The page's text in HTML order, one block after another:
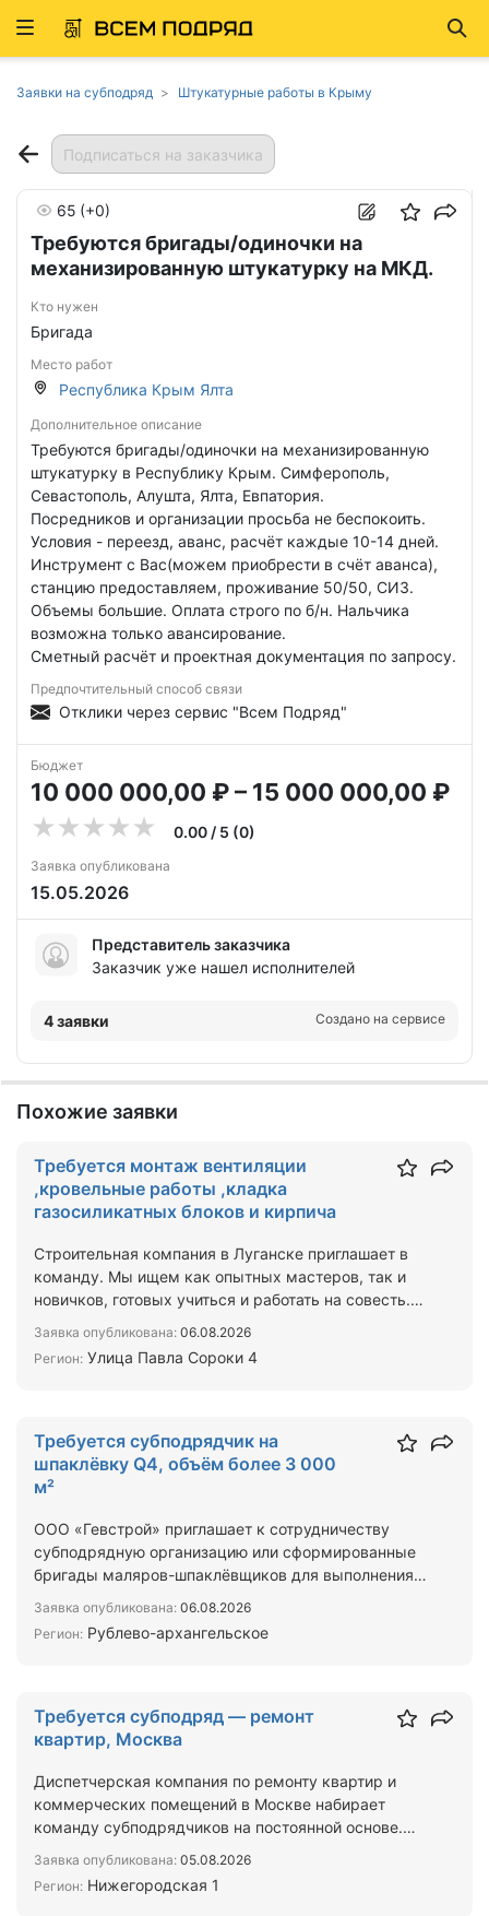
Развернуть
Заявки на субподряд Штукатурные работы в Крыму
Подписаться на заказчика
Требуются бригады/одиночки на
механизированную штукатурку на МКД.
65 (+0)
Кто нужен
Бригада
Место работ
Республика Крым Ялта
Дополнительное описание
Требуются бригады/одиночки на механизированную
штукатурку в Республику Крым. Симферополь,
Севастополь, Алушта, Ялта, Евпатория.
Посредников и организации просьба не беспокоить.
Условия - переезд, аванс, расчёт каждые 10-14 дней.
Инструмент с Вас(можем приобрести в счёт аванса),
станцию предоставляем, проживание 50/50, СИЗ.
Объемы большие. Оплата строго по б/н. Нальчика
возможна только авансирование.
Сметный расчёт и проектная документация по запросу.
Предпочтительный способ связи
Отклики через сервис "Всем Подряд"
Бюджет
10 000 000,00 ₽ – 15 000 000,00 ₽
0.00 / 5 (0)
Заявка опубликована
15.05.2026
Представитель заказчика
Заказчик уже нашел исполнителей
4 заявки Создано на сервисе
Похожие заявки
Требуется монтаж вентиляции
,кровельные работы ,кладка
газосиликатных блоков и кирпича
Строительная компания в Луганске приглашает в
команду. Мы ищем как опытных мастеров, так и
новичков, готовых учиться и работать на совесть.
Заявка опубликована: 06.08.2026
Регион: Улица Павла Сороки 4
Требуется субподрядчик на
шпаклёвку Q4, объём более 3 000
м²
ООО «Гевстрой» приглашает к сотрудничеству
субподрядную организацию или сформированные
бригады маляров-шпаклёвщиков для выполнения
Заявка опубликована: 06.08.2026
Регион: Рублево-архангельское
Требуется субподряд — ремонт
квартир, Москва
Диспетчерская компания по ремонту квартир и
коммерческих помещений в Москве набирает
команду субподрядчиков на постоянной основе.
Заявка опубликована: 05.08.2026
Регион: Нижегородская 1